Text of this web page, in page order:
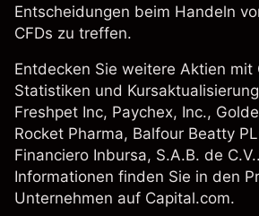
Entscheidungen beim Handeln
CFDs zu treffen.
Entdecken Sie weitere Aktien
Statistiken und
Freshpet Inc, Paychex, Inc.,
Rocket Pharma, Balfour Beatty
Financiero Inbursa, S.A.B. de
Informationen finden Sie in den
Unternehmen auf Capital.com.